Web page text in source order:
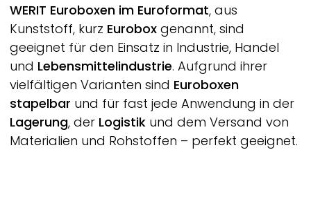
WERIT Euroboxen im Euroformat, aus
Kunststoff, kurz Euroboxgenannt, sind
geeignet für den Einsatz in Industrie, Handel
und Lebensmittelindustrie. Aufgrund ihrer
vielfältigen Varianten sind Euroboxen
stapelbar und für fast jede Anwendung in der
Lagerung, der Logistikund dem Versand von
Materialien und Rohstoffen – perfekt geeignet.